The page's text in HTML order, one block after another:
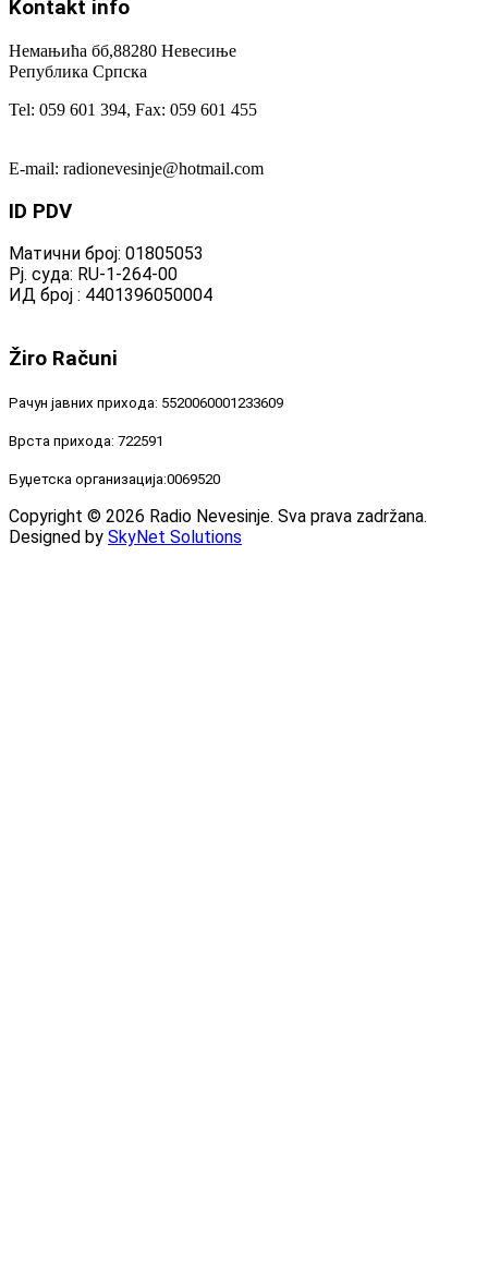
Kontakt info
Немањића бб,88280 Невесиње
Република Српска
Tel: 059 601 394, Fax: 059 601 455
E-mail: radionevesinje@hotmail.com
ID PDV
Матични број: 01805053
Рј. суда: RU-1-264-00
ИД број : 4401396050004
Žiro Računi
Рачун јавних прихода: 5520060001233609
Врста прихода: 722591
Буџетска организација:0069520
Copyright © 2026 Radio Nevesinje. Sva prava zadržana.
Designed by SkyNet Solutions